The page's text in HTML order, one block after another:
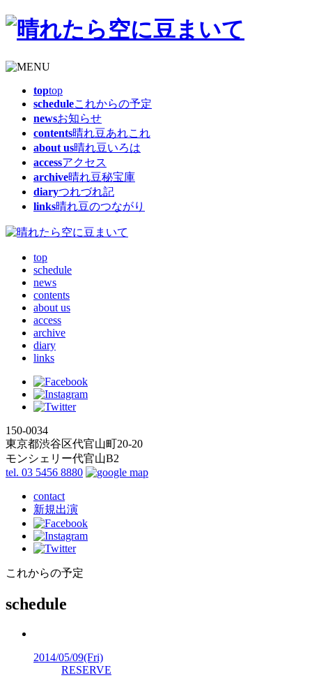
toptop
scheduleこれからの予定
newsお知らせ
contents晴れ豆あれこれ
about us晴れ豆いろは
accessアクセス
archive晴れ豆秘宝庫
diaryつれづれ記
links晴れ豆のつながり
top
schedule
news
contents
about us
access
archive
diary
links
150-0034
東京都渋谷区代官山町20-20
モンシェリー代官山B2
tel. 03 5456 8880
contact
新規出演
これからの予定
schedule
2014/05/09(Fri)
RESERVE